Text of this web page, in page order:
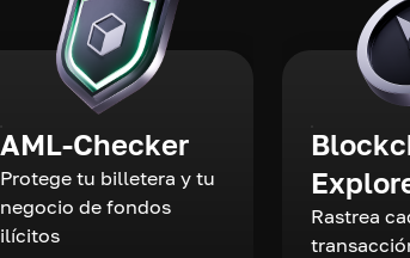
AML-Checker
Protege tu billetera y tu
negocio de fondos
ilícitos
Rastrea